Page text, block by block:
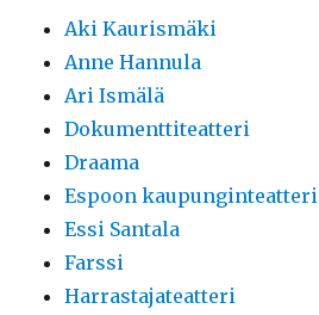
Aki Kaurismäki
Anne Hannula
Ari Ismälä
Dokumenttiteatteri
Draama
Espoon kaupunginteatteri
Essi Santala
Farssi
Harrastajateatteri